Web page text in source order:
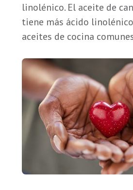
linolénico. El aceite de
tiene más ácido
aceites de cocina